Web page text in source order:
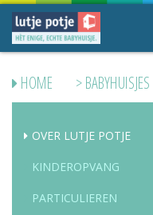
HOME >BABYHUISJES
OVER LUTJE POTJE
KINDEROPVANG
PARTICULIEREN